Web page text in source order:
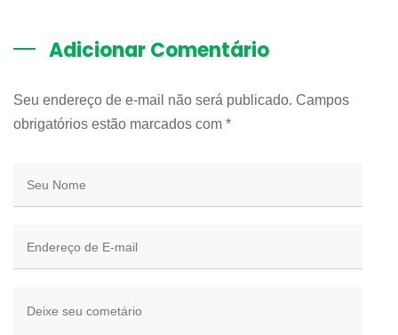
Adicionar Comentário
Seu endereço de e-mail não será publicado. Campos
obrigatórios estão marcados com *